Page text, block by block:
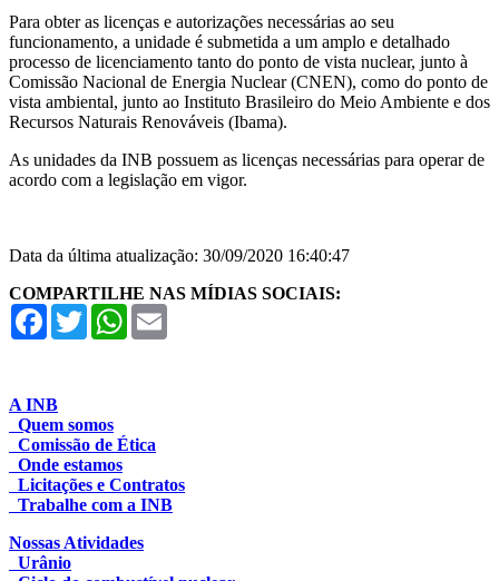
Para obter as licenças e autorizações necessárias ao seu
funcionamento, a unidade é submetida a um amplo e detalhado
processo de licenciamento tanto do ponto de vista nuclear, junto à
Comissão Nacional de Energia Nuclear (CNEN), como do ponto de
vista ambiental, junto ao Instituto Brasileiro do Meio Ambiente e dos
Recursos Naturais Renováveis (Ibama).
As unidades da INB possuem as licenças necessárias para operar de
acordo com a legislação em vigor.
Data da última atualização: 30/09/2020 16:40:47
COMPARTILHE NAS MÍDIAS SOCIAIS:
Facebook
TwitterWhatsApp
A INB
Quem somos
Comissão de Ética
Onde estamos
Licitações e Contratos
Trabalhe com a INB
Nossas Atividades
Urânio